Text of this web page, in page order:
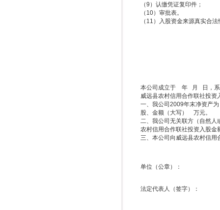
（9）认缴凭证复印件；
（10）审批表。
（11）入股资金来源真实合
本公司成立于 年 月 日，系
威远县农村信用合作联社投资
一、我公司2009年末净资产
股、金额（大写） 万元。
二、我公司无关联方（自然
农村信用合作联社投资入股
三、本公司向威远县农村信用
单位（公章）：
法定代表人（签字）：